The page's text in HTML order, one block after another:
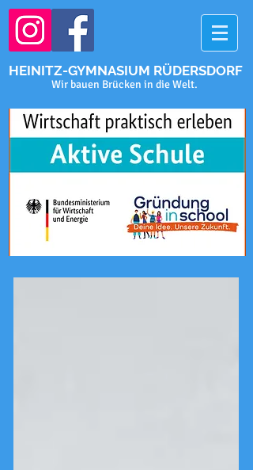
HEINITZ-GYMNASIUM RÜDERSDORF
Wir bauen Brücken in die Welt.